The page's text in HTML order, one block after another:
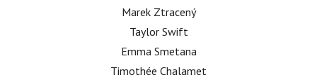
Marek Ztracený
Taylor Swift
Emma Smetana
Timothée Chalamet